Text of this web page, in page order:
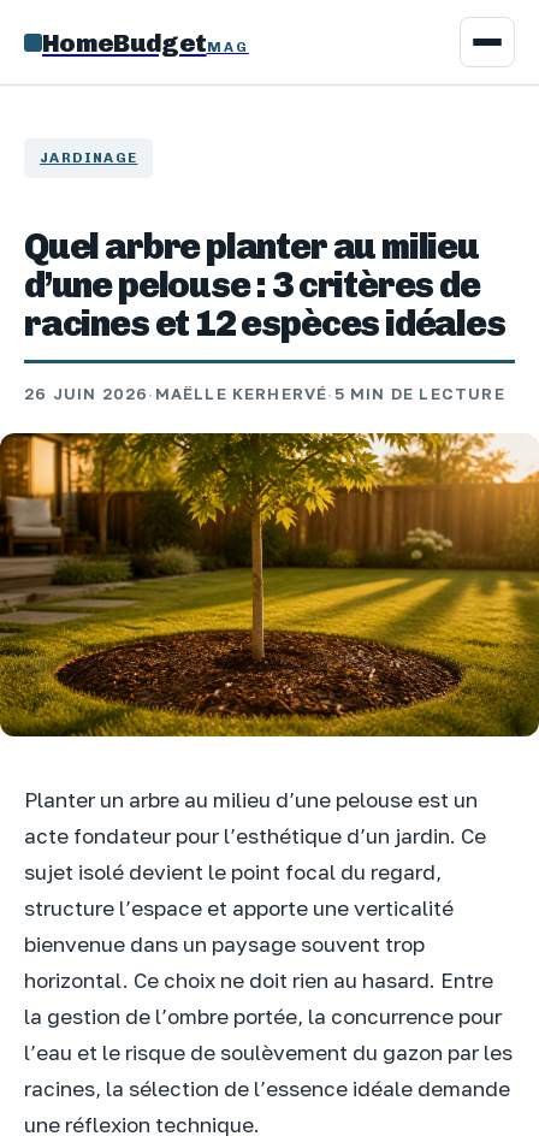
HomeBudgetMAG
JARDINAGE
Quel arbre planter au milieu
d’une pelouse : 3 critères de
racines et 12 espèces idéales
26 JUIN 2026· MAËLLE KERHERVÉ· 5 MIN DE LECTURE
Planter un arbre au milieu d’une pelouse est un
acte fondateur pour l’esthétique d’un jardin. Ce
sujet isolé devient le point focal du regard,
structure l’espace et apporte une verticalité
bienvenue dans un paysage souvent trop
horizontal. Ce choix ne doit rien au hasard. Entre
la gestion de l’ombre portée, la concurrence pour
l’eau et le risque de soulèvement du gazon par les
racines, la sélection de l’essence idéale demande
une réflexion technique.